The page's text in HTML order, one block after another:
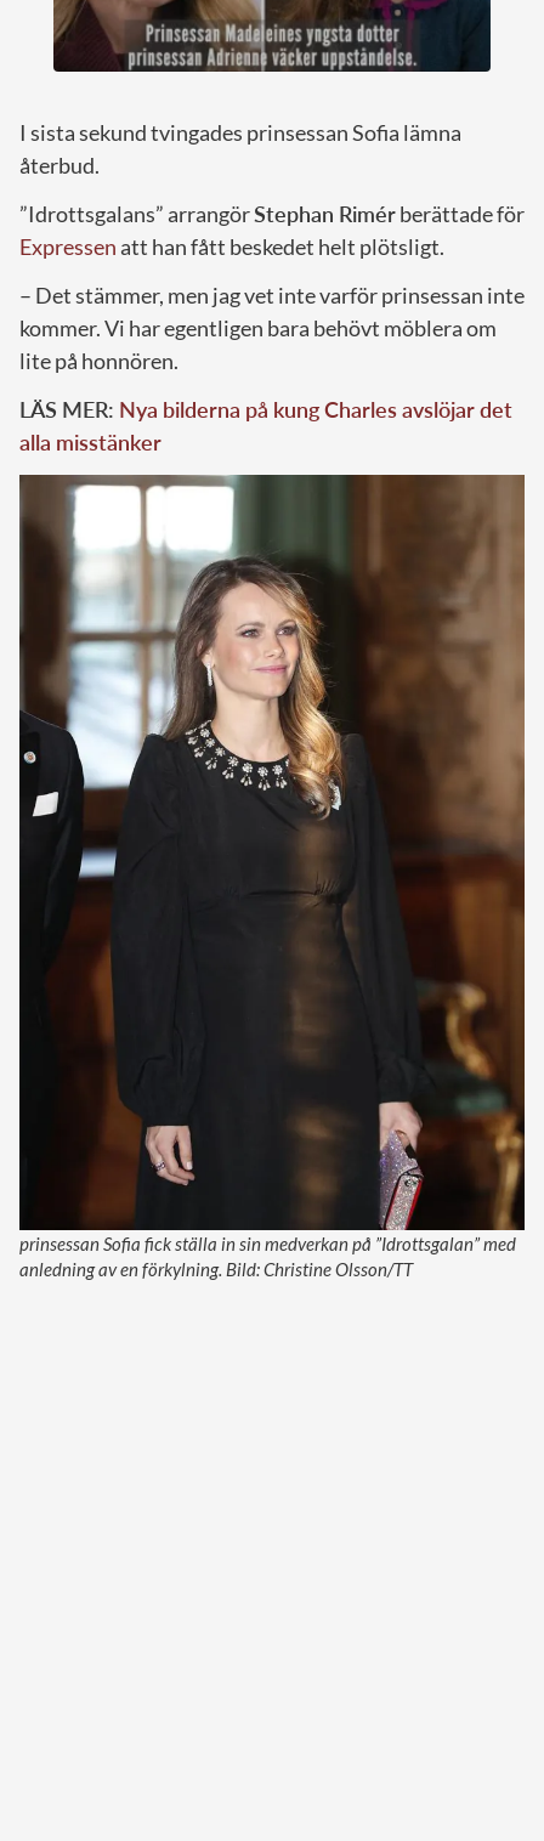
I sista sekund tvingades prinsessan Sofia lämna
återbud.
”Idrottsgalans” arrangörStephan Rimérberättade för
Expressen att han fått beskedet helt plötsligt.
– Det stämmer, men jag vet inte varför prinsessan inte
kommer. Vi har egentligen bara behövt möblera om
lite på honnören.
LÄS MER: Nya bilderna på kung Charles avslöjar det
alla misstänker
prinsessan Sofia fick ställa in sin medverkan på ”Idrottsgalan” med
anledning av en förkylning. Bild: Christine Olsson/TT